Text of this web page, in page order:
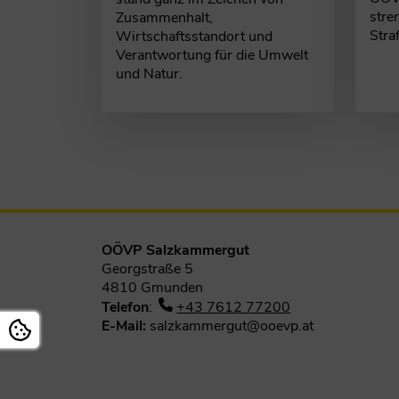
Zusammenhalt,
Wirtschaftsstandort und
Verantwortung für die Umwelt
und Natur.
OÖVP Salzkammergut
Georgstraße 5
4810 Gmunden
Telefon:
+43 7612 77200
E-Mail: salzkammergut@ooevp.at